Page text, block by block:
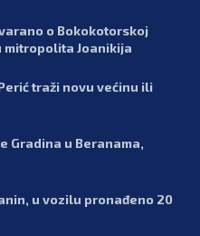
o Bokokotorskoj
mitropolita Joanikija
traži novu većinu ili
Gradina u Beranama,
u vozilu pronađeno 20